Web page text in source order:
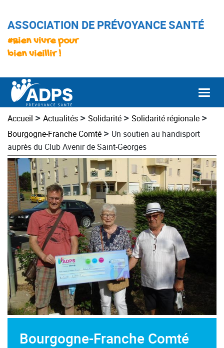
ASSOCIATION DE PRÉVOYANCE SANTÉ
#Bien vivre pour
bien vieillir !
Accueil > Actualités > Solidarité > Solidarité régionale >
Bourgogne-Franche Comté > Un soutien au handisport
auprès du Club Avenir de Saint-Georges
Bourgogne-Franche Comté